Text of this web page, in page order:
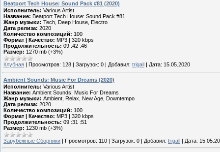
Beatport Tech House: Sound Pack #81 (2020)
Исполнитель: Various Artist
Название: Beatport Tech House: Sound Pack #81
Жанр музыки: Tech, Deep House, Electro
Дата релиза: 2020
Количество композиций: 100
Формат | Качество: MP3 | 320 kbps
Продолжительность: 09 :42 :46
Размер: 1270 mb (+3%)
Клубная | Просмотров: 128 | Загрузок: 0 | Добавил: trigall | Дата: 15.05.2020
Ambient Sounds: Music For Dreams (2020)
Исполнитель: Various Artist
Название: Ambient Sounds: Music For Dreams
Жанр музыки: Ambient, Relax, New Age, Downtempo
Дата релиза: 2020
Количество композиций: 100
Формат | Качество: MP3 | 320 kbps
Продолжительность: 09 :31 :51
Размер: 1230 mb (+3%)
Зарубежные Сборники | Просмотров: 110 | Загрузок: 0 | Добавил: trigall | Дата: